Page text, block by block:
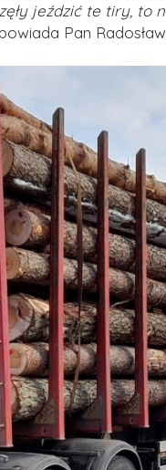
jeździć te tiry, to
Pan